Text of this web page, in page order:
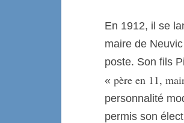
En 1912, il se
maire de
poste. Son fils
« père en 11,
personnalité
permis son